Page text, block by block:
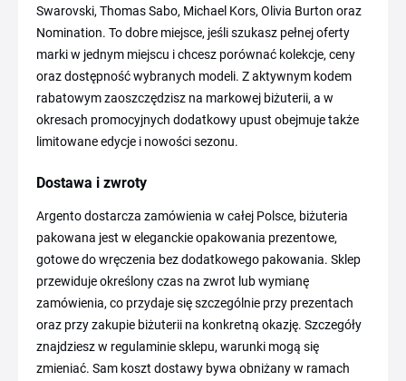
Swarovski, Thomas Sabo, Michael Kors, Olivia Burton oraz
Nomination. To dobre miejsce, jeśli szukasz pełnej oferty
marki w jednym miejscu i chcesz porównać kolekcje, ceny
oraz dostępność wybranych modeli. Z aktywnym kodem
rabatowym zaoszczędzisz na markowej biżuterii, a w
okresach promocyjnych dodatkowy upust obejmuje także
limitowane edycje i nowości sezonu.
Dostawa i zwroty
Argento dostarcza zamówienia w całej Polsce, biżuteria
pakowana jest w eleganckie opakowania prezentowe,
gotowe do wręczenia bez dodatkowego pakowania. Sklep
przewiduje określony czas na zwrot lub wymianę
zamówienia, co przydaje się szczególnie przy prezentach
oraz przy zakupie biżuterii na konkretną okazję. Szczegóły
znajdziesz w regulaminie sklepu, warunki mogą się
zmieniać. Sam koszt dostawy bywa obniżany w ramach